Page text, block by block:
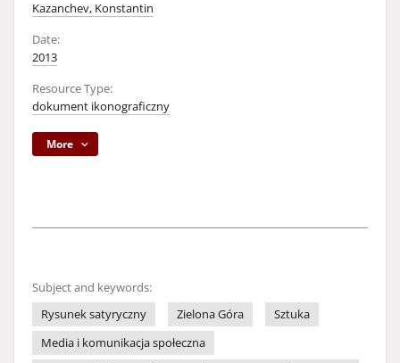
Kazanchev, Konstantin
Date:
2013
Resource Type:
dokument ikonograficzny
More
Subject and keywords:
Rysunek satyryczny
Zielona Góra
Sztuka
Media i komunikacja społeczna